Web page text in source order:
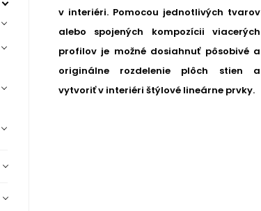
v interiéri. Pomocou jednotlivých tvarov
alebo spojených kompozícii viacerých
profilov je možné dosiahnuť pôsobivé a
originálne rozdelenie plôch stien a
vytvoriť v interiéri štýlové lineárne prvky.